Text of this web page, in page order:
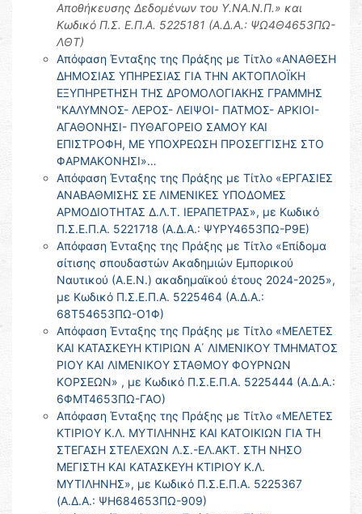
Αποθήκευσης Δεδομένων του Υ.ΝΑ.Ν.Π.» και
Κωδικό Π.Σ. Ε.Π.Α. 5225181 (Α.Δ.Α.: ΨΩ4Θ4653ΠΩ-
ΛΘΤ)
Απόφαση Ένταξης της Πράξης με Τίτλο «ΑΝΑΘΕΣΗ
ΔΗΜΟΣΙΑΣ ΥΠΗΡΕΣΙΑΣ ΓΙΑ ΤΗΝ ΑΚΤΟΠΛΟΪΚΗ
ΕΞΥΠΗΡΕΤΗΣΗ ΤΗΣ ΔΡΟΜΟΛΟΓΙΑΚΗΣ ΓΡΑΜΜΗΣ
"ΚΑΛΥΜΝΟΣ- ΛΕΡΟΣ- ΛΕΙΨΟΙ- ΠΑΤΜΟΣ- ΑΡΚΙΟΙ-
ΑΓΑΘΟΝΗΣΙ- ΠΥΘΑΓΟΡΕΙΟ ΣΑΜΟΥ ΚΑΙ
ΕΠΙΣΤΡΟΦΗ, ΜΕ ΥΠΟΧΡΕΩΣΗ ΠΡΟΣΕΓΓΙΣΗΣ ΣΤΟ
ΦΑΡΜΑΚΟΝΗΣΙ»…
Απόφαση Ένταξης της Πράξης με Τίτλο «ΕΡΓΑΣΙΕΣ
ΑΝΑΒΑΘΜΙΣΗΣ ΣΕ ΛΙΜΕΝΙΚΕΣ ΥΠΟΔΟΜΕΣ
ΑΡΜΟΔΙΟΤΗΤΑΣ Δ.Λ.Τ. ΙΕΡΑΠΕΤΡΑΣ», με Κωδικό
Π.Σ.Ε.Π.Α. 5221718 (Α.Δ.Α.: ΨΥΡΥ4653ΠΩ-Ρ9Ε)
Απόφαση Ένταξης της Πράξης με Τίτλο «Επίδομα
σίτισης σπουδαστών Ακαδημιών Εμπορικού
Ναυτικού (Α.Ε.Ν.) ακαδημαϊκού έτους 2024-2025»,
με Κωδικό Π.Σ.Ε.Π.Α. 5225464 (Α.Δ.Α.:
68Τ54653ΠΩ-Ο1Φ)
Απόφαση Ένταξης της Πράξης με Τίτλο «ΜΕΛΕΤΕΣ
ΚΑΙ ΚΑΤΑΣΚΕΥΗ ΚΤΙΡΙΩΝ Α΄ ΛΙΜΕΝΙΚΟΥ ΤΜΗΜΑΤΟΣ
ΡΙΟΥ ΚΑΙ ΛΙΜΕΝΙΚΟΥ ΣΤΑΘΜΟΥ ΦΟΥΡΝΩΝ
ΚΟΡΣΕΩΝ» , με Κωδικό Π.Σ.Ε.Π.Α. 5225444 (Α.Δ.Α.:
6ΦΜΤ4653ΠΩ-ΓΑΟ)
Απόφαση Ένταξης της Πράξης με Τίτλο «ΜΕΛΕΤΕΣ
ΚΤΙΡΙΟΥ Κ.Λ. ΜΥΤΙΛΗΝΗΣ ΚΑΙ ΚΑΤΟΙΚΙΩΝ ΓΙΑ ΤΗ
ΣΤΕΓΑΣΗ ΣΤΕΛΕΧΩΝ Λ.Σ.-ΕΛ.ΑΚΤ. ΣΤΗ ΝΗΣΟ
ΜΕΓΙΣΤΗ ΚΑΙ ΚΑΤΑΣΚΕΥΗ ΚΤΙΡΙΟΥ Κ.Λ.
ΜΥΤΙΛΗΝΗΣ», με Κωδικό Π.Σ.Ε.Π.Α. 5225367
(Α.Δ.Α.: ΨΗ684653ΠΩ-909)